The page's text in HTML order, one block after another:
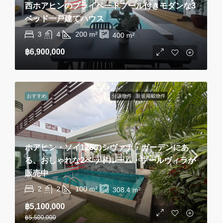
西ホアヒンのプライベートプール付きモダンな3
ベッド一戸建てハウス
3 4 200 m² 400 m²
฿6,900,000
おすすめ 分譲物件 新規掲載物件
ホアヒン・ソイ126のシヴァナ・ガーデンにあ
る、おしゃれな2ベッドルーム・プールヴィラが
販売中
2 2 100 m² 308.4m²
฿5,100,000
฿5,500,000